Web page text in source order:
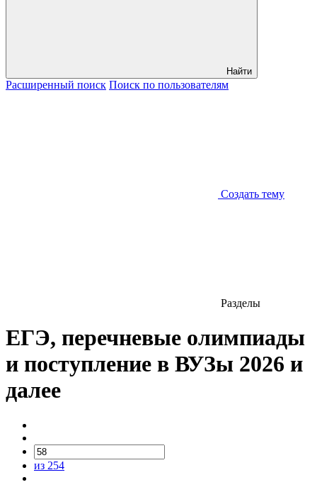
Найти
Расширенный поиск Поиск по пользователям
Создать тему
Разделы
ЕГЭ, перечневые олимпиады
и поступление в ВУЗы 2026 и
далее
из 254